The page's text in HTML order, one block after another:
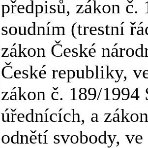
předpisů, zákon č.
soudním (trestní
zákon České
České republiky,
zákon č. 189/1994
úřednících, a
odnětí svobody,